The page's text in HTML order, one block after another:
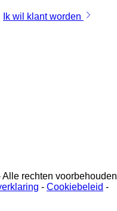
Ik wil klant worden
rechten voorbehouden
- Cookiebeleid -